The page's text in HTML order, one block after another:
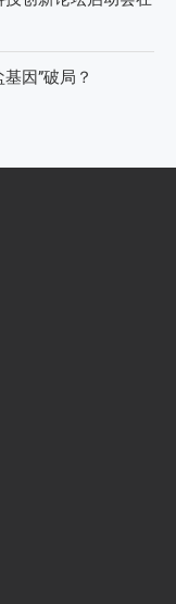
因”破局？